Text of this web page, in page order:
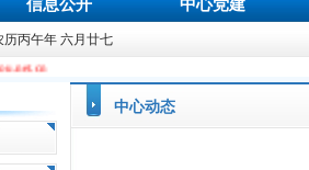
信息公开 中心党建
历丙午年 六月廿七
中心动态